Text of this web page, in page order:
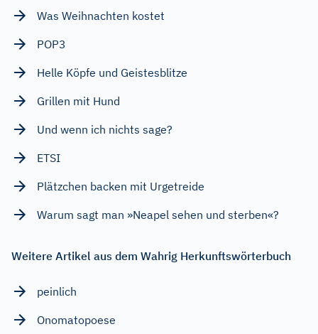
Was Weihnachten kostet
POP3
Helle Köpfe und Geistesblitze
Grillen mit Hund
Und wenn ich nichts sage?
ETSI
Plätzchen backen mit Urgetreide
Warum sagt man »Neapel sehen und sterben«?
Weitere Artikel aus dem Wahrig Herkunftswörterbuch
peinlich
Onomatopoese